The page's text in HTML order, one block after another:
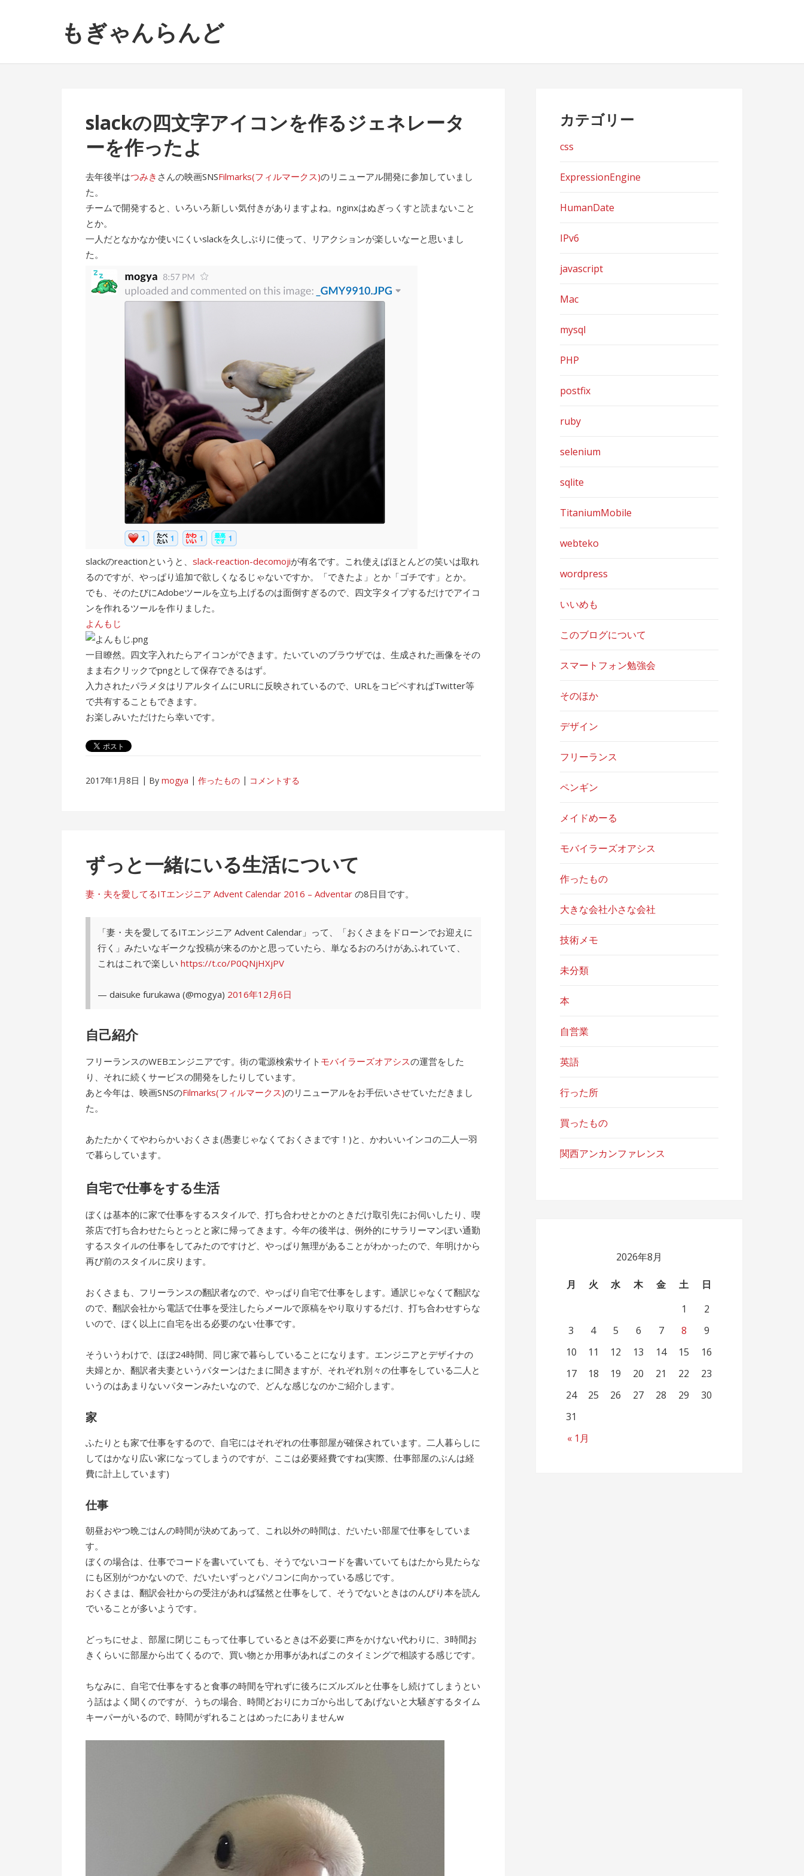
ビ
ゲ
ン
テ
もぎゃんらんど
slackの四文字アイコンを作るジェネレータ
ーを作ったよ
去年後半はつみき さんの映画SNSFilmarks(フィルマークス)のリニューアル開発に参加していまし
た。
チームで開発すると、いろいろ新しい気付きがありますよね。nginxはぬぎっくすと読まないこと
とか。
一人だとなかなか使いにくいslackを久しぶりに使って、リアクションが楽しいなーと思いまし
た。
slackのreactionというと、 slack-reaction-decomojiが有名です。これ使えばほとんどの笑いは取れ
るのですが、やっぱり追加で欲しくなるじゃないですか。「できたよ」とか「ゴチです」とか。
でも、そのたびにAdobeツールを立ち上げるのは面倒すぎるので、四文字タイプするだけでアイコ
ンを作れるツールを作りました。
よんもじ
一目瞭然。四文字入れたらアイコンができます。たいていのブラウザでは、生成された画像をその
まま右クリックでpngとして保存できるはず。
入力されたパラメタはリアルタイムにURLに反映されているので、URLをコピペすればTwitter等
で共有することもできます。
お楽しみいただけたら幸いです。
2017年1月8日 By mogya 作ったもの コメントする
ずっと一緒にいる生活について
妻・夫を愛してるITエンジニア Advent Calendar 2016 – Adventar の8日目です。
「妻・夫を愛してるITエンジニア Advent Calendar」って、「おくさまをドローンでお迎えに
行く」みたいなギークな投稿が来るのかと思っていたら、単なるおのろけがあふれていて、
これはこれで楽しい https://t.co/P0QNjHXjPV
— daisuke furukawa (@mogya) 2016年12月6日
自己紹介
フリーランスのWEBエンジニアです。街の電源検索サイト モバイラーズオアシスの運営をした
り、それに続くサービスの開発をしたりしています。
あと今年は、映画SNSのFilmarks(フィルマークス)のリニューアルをお手伝いさせていただきまし
た。
あたたかくてやわらかいおくさま(愚妻じゃなくておくさまです！)と、かわいいインコの二人一羽
で暮らしています。
自宅で仕事をする生活
ぼくは基本的に家で仕事をするスタイルで、打ち合わせとかのときだけ取引先にお伺いしたり、喫
茶店で打ち合わせたらとっとと家に帰ってきます。今年の後半は、例外的にサラリーマンぽい通勤
するスタイルの仕事をしてみたのですけど、やっぱり無理があることがわかったので、年明けから
再び前のスタイルに戻ります。
おくさまも、フリーランスの翻訳者なので、やっぱり自宅で仕事をします。通訳じゃなくて翻訳な
ので、翻訳会社から電話で仕事を受注したらメールで原稿をやり取りするだけ、打ち合わせすらな
いので、ぼく以上に自宅を出る必要のない仕事です。
そういうわけで、ほぼ24時間、同じ家で暮らしていることになります。エンジニアとデザイナの
夫婦とか、翻訳者夫妻というパターンはたまに聞きますが、それぞれ別々の仕事をしている二人と
いうのはあまりないパターンみたいなので、どんな感じなのかご紹介します。
家
ふたりとも家で仕事をするので、自宅にはそれぞれの仕事部屋が確保されています。二人暮らしに
してはかなり広い家になってしまうのですが、ここは必要経費ですね(実際、仕事部屋のぶんは経
費に計上しています)
仕事
朝昼おやつ晩ごはんの時間が決めてあって、これ以外の時間は、だいたい部屋で仕事をしていま
す。
ぼくの場合は、仕事でコードを書いていても、そうでないコードを書いていてもはたから見たらな
にも区別がつかないので、だいたいずっとパソコンに向かっている感じです。
おくさまは、翻訳会社からの受注があれば猛然と仕事をして、そうでないときはのんびり本を読ん
でいることが多いようです。
どっちにせよ、部屋に閉じこもって仕事しているときは不必要に声をかけない代わりに、3時間お
きくらいに部屋から出てくるので、買い物とか用事があればこのタイミングで相談する感じです。
ちなみに、自宅で仕事をすると食事の時間を守れずに後ろにズルズルと仕事をし続けてしまうとい
う話はよく聞くのですが、うちの場合、時間どおりにカゴから出してあげないと大騒ぎするタイム
キーパーがいるので、時間がずれることはめったにありませんw
カテゴリー
css
ExpressionEngine
HumanDate
IPv6
javascript
Mac
mysql
PHP
postfix
ruby
selenium
sqlite
TitaniumMobile
webteko
wordpress
いいめも
このブログについて
スマートフォン勉強会
そのほか
デザイン
フリーランス
ペンギン
メイドめーる
モバイラーズオアシス
作ったもの
大きな会社小さな会社
技術メモ
未分類
本
自営業
英語
行った所
買ったもの
関西アンカンファレンス
2026年8月
月 火 水 木 金 土 日
« 1月
1
2
3
4 5 6 7 8
9
10
11 12 13 14 15
16
17
18 19 20 21 22
23
24
25 26 27 28 29
30
31